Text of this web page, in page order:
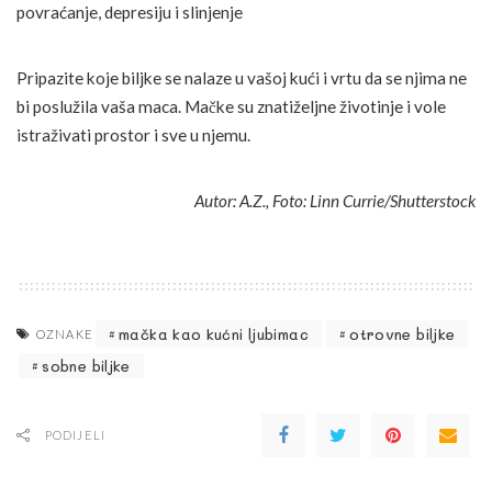
povraćanje, depresiju i slinjenje
Pripazite koje biljke se nalaze u vašoj kući i vrtu da se njima ne
bi poslužila vaša maca. Mačke su znatiželjne životinje i vole
istraživati prostor i sve u njemu.
Autor: A.Z., Foto: Linn Currie/Shutterstock
OZNAKE mačka kao kućni ljubimac
otrovne biljke
sobne biljke
PODIJELI